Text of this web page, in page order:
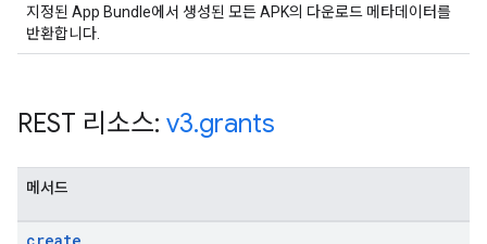
지정된 App Bundle에서 생성된 모든 APK의 다운로드 메타데이터를
반환합니다.
REST 리소스: v3.grants
메서드